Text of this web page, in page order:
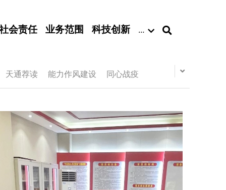
会责任 业务范围 科技创新 …
天通荐读 能力作风建设 同心战疫